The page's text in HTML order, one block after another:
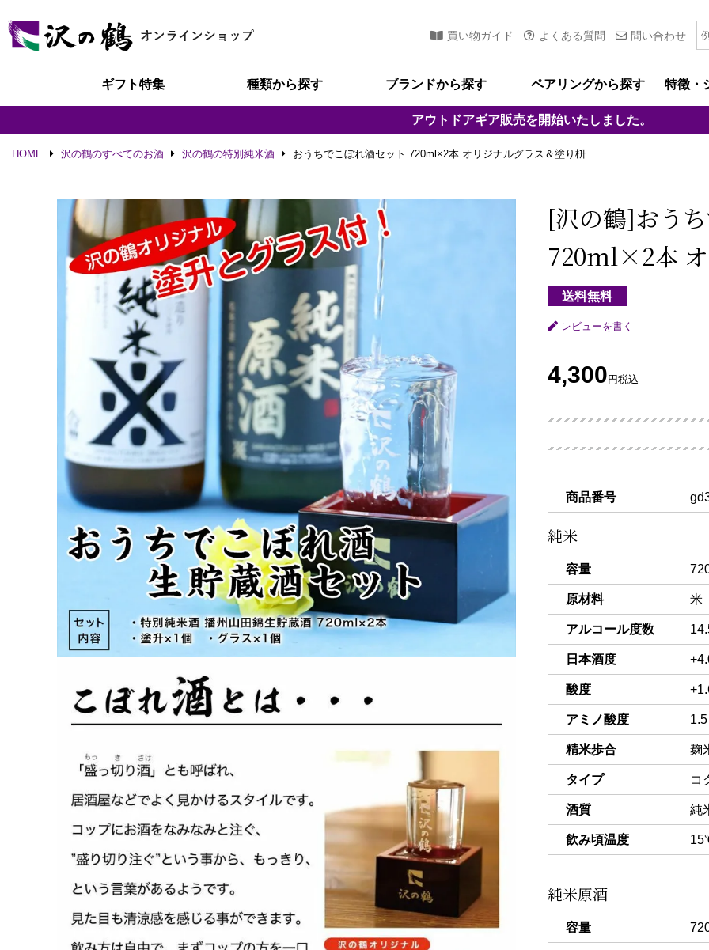
買い物ガイド よくある質問 問い合わせ
ギフト特集 種類から探す ブランドから探す ペアリングから探す 特徴・
アウトドアギア販売を開始いたしました。
HOME 沢の鶴のすべてのお酒 沢の鶴の特別純米酒 おうちでこぼれ酒セット 720ml×2本 オリジナルグラス＆塗り枡
[沢の鶴]おう
720ml×2本 オ
送料無料
レビューを書く
4,300 円税込
商品番号
純米
容量
原材料 米
アルコール度数
日本酒度
酸度
アミノ酸度 1.5
精米歩合 麹
タイプ コ
酒質 純
飲み頃温度
純米原酒
容量